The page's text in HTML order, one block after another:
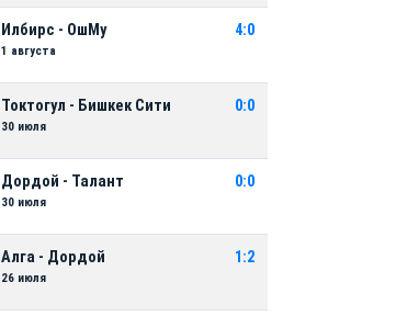
Илбирс - ОшМу
1 августа
4:0
Токтогул - Бишкек Сити
30 июля
0:0
Дордой - Талант
30 июля
0:0
Алга - Дордой
26 июля
1:2